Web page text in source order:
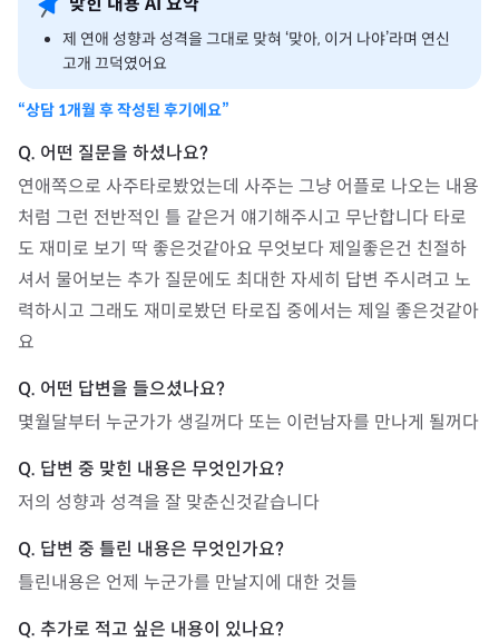
제 연애 성향과 성격을 그대로 맞혀 ‘맞아, 이거 나야’라며 연신
고개 끄덕였어요
“상담 1개월 후 작성된 후기에요”
연애쪽으로 사주타로봤었는데 사주는 그냥 어플로 나오는 내용
처럼 그런 전반적인 틀 같은거 얘기해주시고 무난합니다 타로
도 재미로 보기 딱 좋은것같아요 무엇보다 제일좋은건 친절하
셔서 물어보는 추가 질문에도 최대한 자세히 답변 주시려고 노
력하시고 그래도 재미로봤던 타로집 중에서는 제일 좋은것같아
요
몇월달부터 누군가가 생길꺼다 또는 이런남자를 만나게 될꺼다
저의 성향과 성격을 잘 맞춘신것같습니다
틀린내용은 언제 누군가를 만날지에 대한 것들